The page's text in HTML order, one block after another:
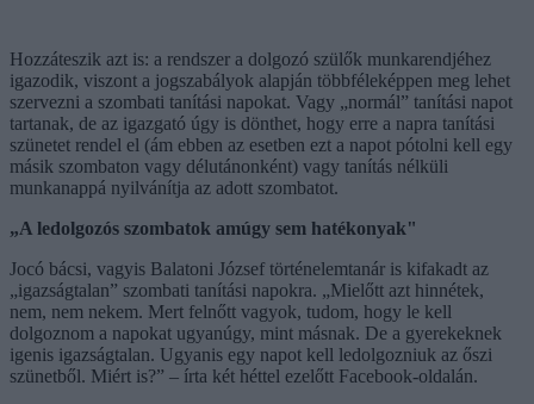
Hozzáteszik azt is: a rendszer a dolgozó szülők munkarendjéhez
igazodik, viszont a jogszabályok alapján többféleképpen meg lehet
szervezni a szombati tanítási napokat. Vagy „normál” tanítási napot
tartanak, de az igazgató úgy is dönthet, hogy erre a napra tanítási
szünetet rendel el (ám ebben az esetben ezt a napot pótolni kell egy
másik szombaton vagy délutánonként) vagy tanítás nélküli
munkanappá nyilvánítja az adott szombatot.
„A ledolgozós szombatok amúgy sem hatékonyak"
Jocó bácsi, vagyis Balatoni József történelemtanár is kifakadt az
„igazságtalan” szombati tanítási napokra. „Mielőtt azt hinnétek,
nem, nem nekem. Mert felnőtt vagyok, tudom, hogy le kell
dolgoznom a napokat ugyanúgy, mint másnak. De a gyerekeknek
igenis igazságtalan. Ugyanis egy napot kell ledolgozniuk az őszi
szünetből. Miért is?” – írta két héttel ezelőtt Facebook-oldalán.